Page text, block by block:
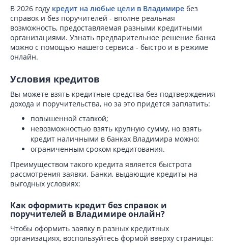
В 2026 году кредит на любые цели в Владимире без
справок и без поручителей - вполне реальная
возможность, предоставляемая разными кредитными
организациями. Узнать предварительное решение банка
можно с помощью нашего сервиса - быстро и в режиме
онлайн.
Условия кредитов
Вы можете взять кредитные средства без подтверждения
дохода и поручительства, но за это придется заплатить:
повышенной ставкой;
невозможностью взять крупную сумму, но взять
кредит наличными в банках Владимира можно;
ограниченным сроком кредитования.
Преимуществом такого кредита является быстрота
рассмотрения заявки. Банки, выдающие кредиты на
выгодных условиях:
Как оформить кредит без справок и
поручителей в Владимире онлайн?
Чтобы оформить заявку в разных кредитных
организациях, воспользуйтесь формой вверху страницы: